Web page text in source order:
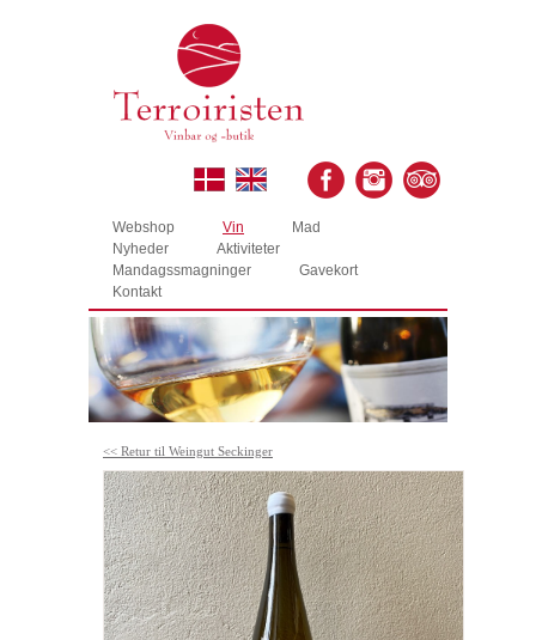
Webshop Vin
Mad
Nyheder
Aktiviteter
Mandagssmagninger
Gavekort
Kontakt
<< Retur til Weingut Seckinger